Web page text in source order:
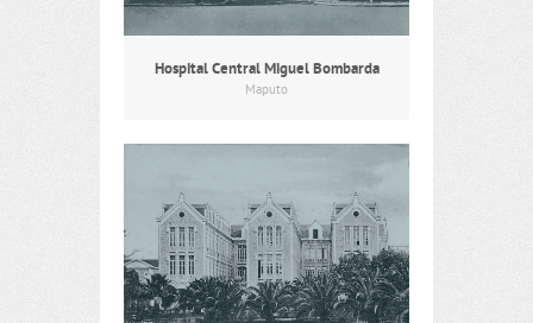
Hospital Central Miguel Bombarda
Maputo